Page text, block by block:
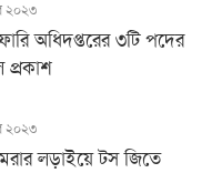
২০২৩
অধিদপ্তরের ৩টি পদের
প্রকাশ
২০২৩
লড়াইয়ে টস জিতে